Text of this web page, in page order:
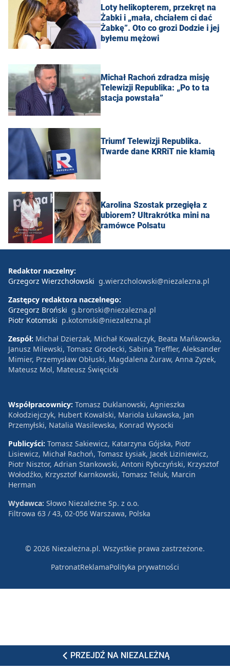
Loty helikopterem, przekręt na
Żabki i „mała, chciałem ci dać
Żabkę”. Oto co grozi Dodzie i jej
byłemu mężowi
Michał Rachoń zdradza misję
Telewizji Republika: „Po to ta
stacja powstała”
Triumf Telewizji Republika.
Twarde dane KRRiT nie kłamią
Karolina Szostak przegięła z
ubiorem? Ultrakrótka mini na
ramówce Polsatu
PRZEJDŹ NA NIEZALEŻNĄ
Redaktor naczelny:
Grzegorz Wierzchołowski g.wierzcholowski@niezalezna.pl
Zastępcy redaktora naczelnego:
Grzegorz Broński g.bronski@niezalezna.pl
Piotr Kotomski p.kotomski@niezalezna.pl
Zespół: Michał Dzierżak, Michał Kowalczyk, Beata Mańkowska,
Janusz Milewski, Tomasz Grodecki, Sabina Treffler, Aleksander
Mimier, Przemysław Obłuski, Magdalena Żuraw, Anna Zyzek,
Mateusz Mol, Mateusz Święcicki
Współpracownicy: Tomasz Duklanowski, Agnieszka
Kołodziejczyk, Hubert Kowalski, Mariola Łukawska, Jan
Przemyłski, Natalia Wasilewska, Konrad Wysocki
Publicyści: Tomasz Sakiewicz, Katarzyna Gójska, Piotr
Lisiewicz, Michał Rachoń, Tomasz Łysiak, Jacek Liziniewicz,
Piotr Nisztor, Adrian Stankowski, Antoni Rybczyński, Krzysztof
Wołodźko, Krzysztof Karnkowski, Tomasz Teluk, Marcin
Herman
Wydawca: Słowo Niezależne Sp. z o.o.
Filtrowa 63 / 43, 02-056 Warszawa, Polska
© 2026 Niezależna.pl. Wszystkie prawa zastrzeżone.
PatronatReklamaPolityka prywatności